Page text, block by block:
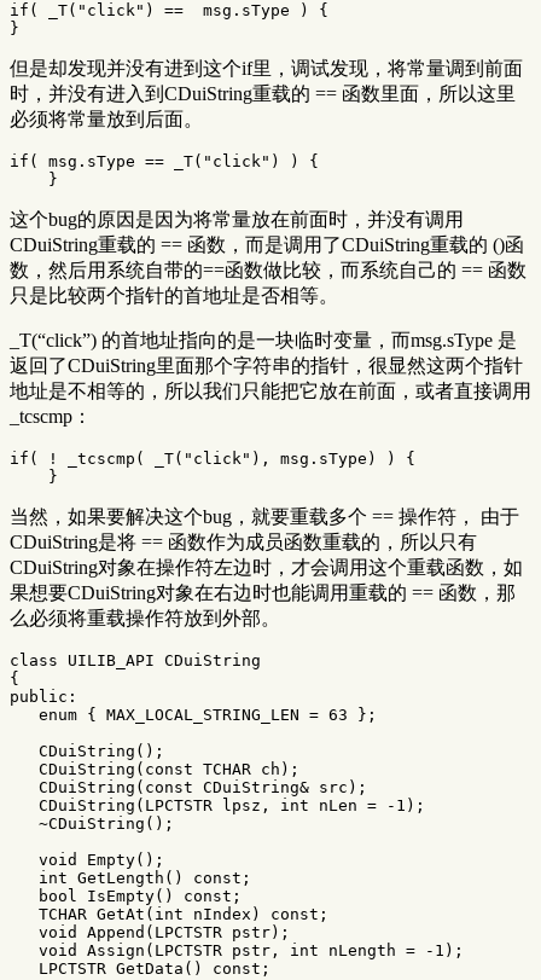
if ( _T( "click" ) == msg . sType )
{
}
但是却发现并没有进到这个if里，调试发现，将常量调到前面
时，并没有进入到CDuiString重载的 == 函数里面，所以这里
必须将常量放到后面。
if ( msg . sType == _T( "click" ) )
{
}
这个bug的原因是因为将常量放在前面时，并没有调用
CDuiString重载的 == 函数，而是调用了CDuiString重载的 ()函
数，然后用系统自带的==函数做比较，而系统自己的 == 函数
只是比较两个指针的首地址是否相等。
_T(“click”) 的首地址指向的是一块临时变量，而msg.sType 是
返回了CDuiString里面那个字符串的指针，很显然这两个指针
地址是不相等的，所以我们只能把它放在前面，或者直接调用
_tcscmp：
if ( ! _tcscmp ( _T( "click" ), msg . sType ) )
{
}
当然，如果要解决这个bug，就要重载多个 == 操作符， 由于
CDuiString是将 == 函数作为成员函数重载的，所以只有
CDuiString对象在操作符左边时，才会调用这个重载函数，如
果想要CDuiString对象在右边时也能调用重载的 == 函数，那
么必须将重载操作符放到外部。
class UILIB_API CDuiString
{
public:
enum { MAX_LOCAL_STRING_LEN = 63
};
CDuiString ();
CDuiString ( const TCHAR ch );
CDuiString ( const CDuiString& src );
CDuiString ( LPCTSTR lpsz , int nLen = - 1 );
~CDuiString ();
void
Empty();
int GetLength () const ;
bool
IsEmpty() const ;
TCHAR GetAt ( int nIndex ) const ;
void
Append ( LPCTSTR pstr);
void
Assign ( LPCTSTR pstr , int nLength = - 1 );
LPCTSTR GetData () const ;